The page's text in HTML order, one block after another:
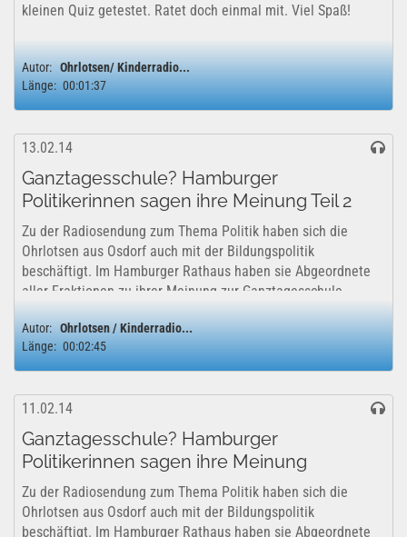
kleinen Quiz getestet. Ratet doch einmal mit. Viel Spaß!
Autor: Ohrlotsen/ Kinderradio...
Länge: 00:01:37
13.02.14
Ganztagesschule? Hamburger
Politikerinnen sagen ihre Meinung Teil 2
Zu der Radiosendung zum Thema Politik haben sich die
Ohrlotsen aus Osdorf auch mit der Bildungspolitik
beschäftigt. Im Hamburger Rathaus haben sie Abgeordnete
aller Fraktionen zu ihrer Meinung zur Ganztagesschule
befragt und sie auch mit anderen Fragen...
Autor: Ohrlotsen / Kinderradio...
Länge: 00:02:45
11.02.14
Ganztagesschule? Hamburger
Politikerinnen sagen ihre Meinung
Zu der Radiosendung zum Thema Politik haben sich die
Ohrlotsen aus Osdorf auch mit der Bildungspolitik
beschäftigt. Im Hamburger Rathaus haben sie Abgeordnete